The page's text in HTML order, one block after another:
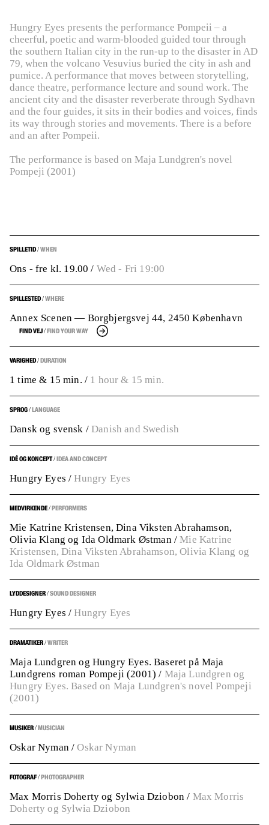
Hungry Eyes presents the performance Pompeii – a
cheerful, poetic and warm-blooded guided tour through
the southern Italian city in the run-up to the disaster in AD
79, when the volcano Vesuvius buried the city in ash and
pumice. A performance that moves between storytelling,
dance theatre, performance lecture and sound work. The
ancient city and the disaster reverberate through Sydhavn
and the four guides, it sits in their bodies and voices, finds
its way through stories and movements. There is a before
and an after Pompeii.
The performance is based on Maja Lundgren's novel
Pompeji (2001)
SPILLETID/WHEN
Ons - fre kl. 19.00/ Wed - Fri 19:00
SPILLESTED/WHERE
Annex Scenen — Borgbjergsvej 44, 2450 København
FIND VEJ/FIND YOUR WAY
VARIGHED/DURATION
1 time & 15 min. / 1 hour & 15 min.
SPROG/LANGUAGE
Dansk og svensk / Danish and Swedish
IDÉ OG KONCEPT/IDEA AND CONCEPT
Hungry Eyes/ Hungry Eyes
MEDVIRKENDE/PERFORMERS
Mie Katrine Kristensen, Dina Viksten Abrahamson,
Olivia Klang og Ida Oldmark Østman / Mie Katrine
Kristensen, Dina Viksten Abrahamson, Olivia Klang og
Ida Oldmark Østman
LYDDESIGNER/SOUND DESIGNER
Hungry Eyes/ Hungry Eyes
DRAMATIKER/WRITER
Maja Lundgren og Hungry Eyes. Baseret på Maja
Lundgrens roman Pompeji (2001)/ Maja Lundgren og
Hungry Eyes. Based on Maja Lundgren's novel Pompeji
(2001)
MUSIKER/MUSICIAN
Oskar Nyman/ Oskar Nyman
FOTOGRAF/PHOTOGRAPHER
Max Morris Doherty og Sylwia Dziobon/ Max Morris
Doherty og Sylwia Dziobon